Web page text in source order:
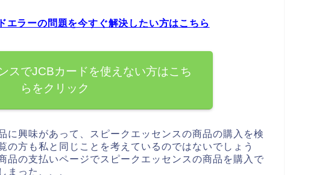
エラーの問題を今すぐ解決したい方はこちら
スでJCBカードを使えない方はこち
らをクリック
に興味があって、スピークエッセンスの商品の購入を検
の方も私と同じことを考えているのではないでしょう
品の支払いページでスピークエッセンスの商品を購入で
まった、、、